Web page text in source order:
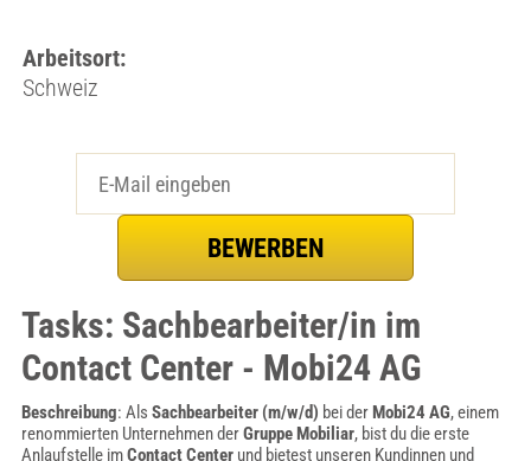
Arbeitsort:
Schweiz
Tasks: Sachbearbeiter/in im
Contact Center - Mobi24 AG
Beschreibung: Als Sachbearbeiter (m/w/d) bei derMobi24 AG, einem
renommierten Unternehmen derGruppe Mobiliar, bist du die erste
Anlaufstelle imContact Centerund bietest unseren Kundinnen und